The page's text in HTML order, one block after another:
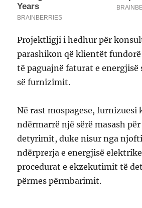
Projektligji i hedhur për
parashikon që klientët
të paguajnë faturat e energjisë
së furnizimit.
Në rast mospagese, furnizuesi
ndërmarrë një sërë masash
detyrimit, duke nisur nga
ndërprerja e energjisë
procedurat e ekzekutimit të
përmes përmbarimit.